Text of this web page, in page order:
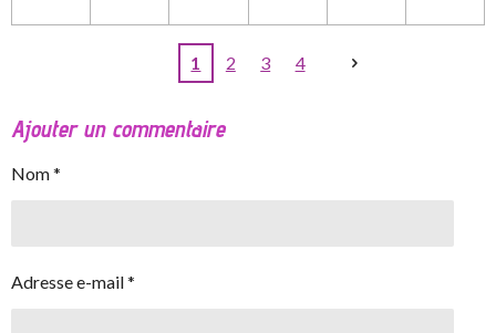
1 2 3 4
Ajouter un commentaire
Nom *
Adresse e-mail *